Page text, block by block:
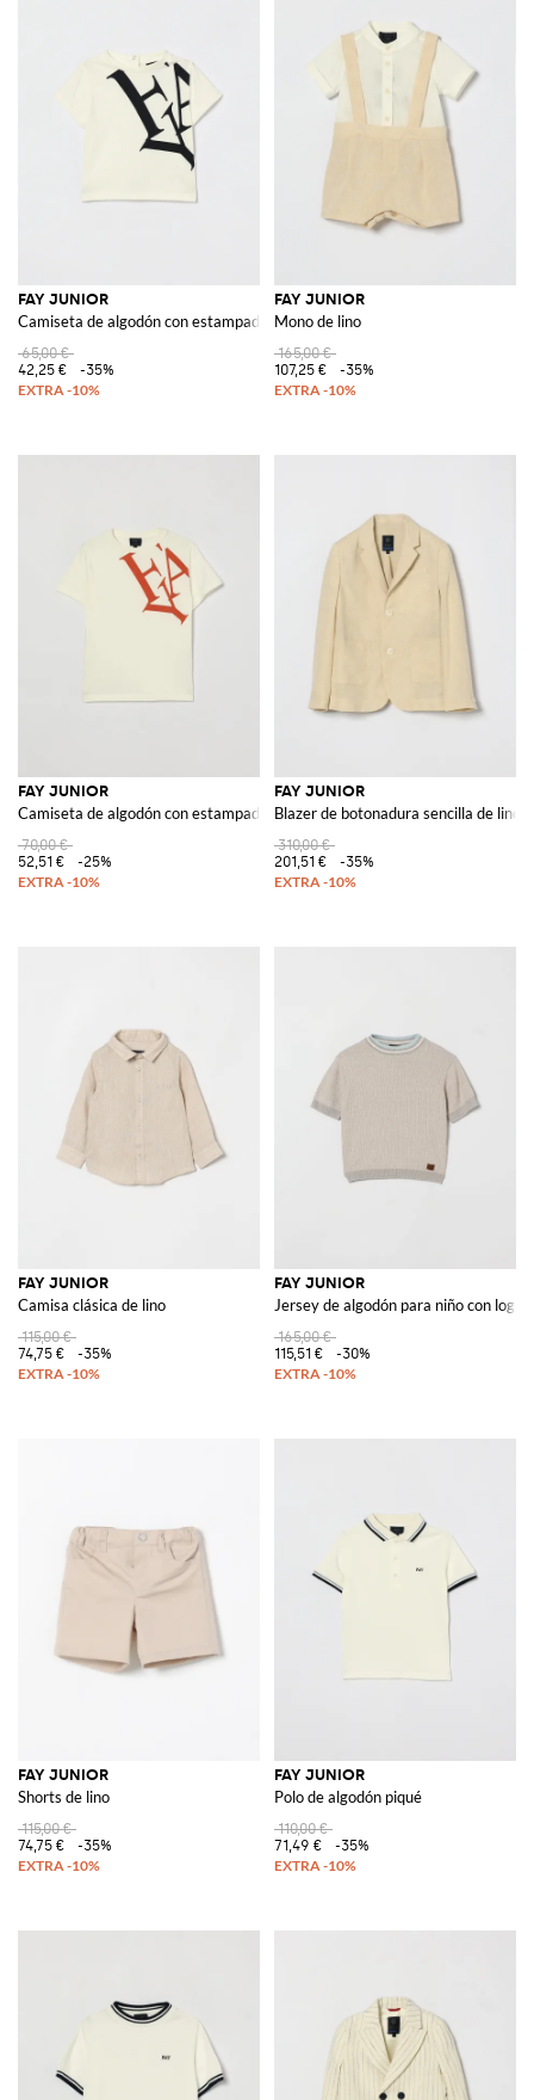
FAY JUNIOR
Camiseta de algodón con estampado de logo
65,00 €
42,25 €
-35%
FAY JUNIOR
Mono de lino
165,00 €
107,25 €
-35%
FAY JUNIOR
Camiseta de algodón con estampado de logo
70,00 €
52,51 €
-25%
FAY JUNIOR
Blazer de botonadura sencilla de lino
310,00 €
201,51 €
-35%
FAY JUNIOR
Camisa clásica de lino
115,00 €
74,75 €
-35%
FAY JUNIOR
Jersey de algodón para niño con
165,00 €
115,51 €
-30%
FAY JUNIOR
Shorts de lino
115,00 €
74,75 €
-35%
FAY JUNIOR
Polo de algodón piqué
110,00 €
71,49 €
-35%